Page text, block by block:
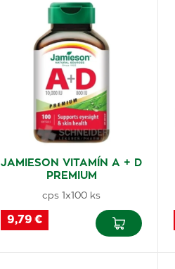
JAMIESON VITAMÍN A + D
PREMIUM
cps 1x100 ks
9,79 €